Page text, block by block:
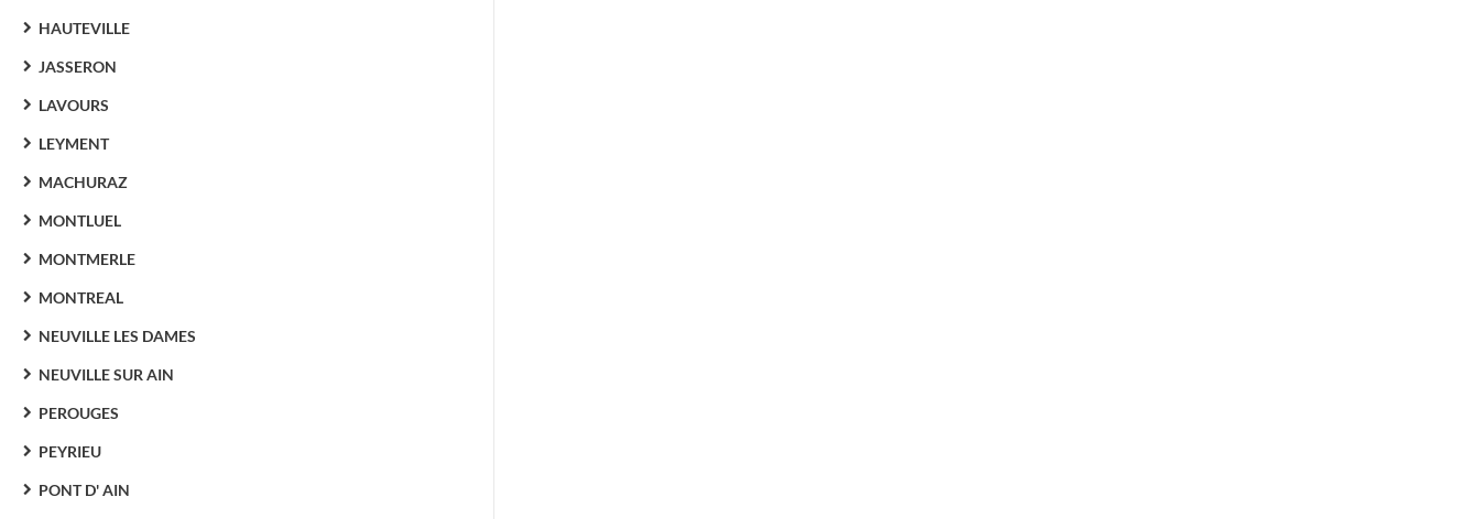
HAUTEVILLE
JASSERON
LAVOURS
LEYMENT
MACHURAZ
MONTLUEL
MONTMERLE
MONTREAL
NEUVILLE LES DAMES
NEUVILLE SUR AIN
PEROUGES
PEYRIEU
PONT D' AIN